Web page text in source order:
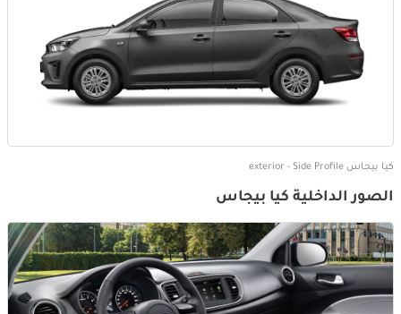
كيا بيجاس exterior - Side Profile
الصور الداخلية كيا بيجاس